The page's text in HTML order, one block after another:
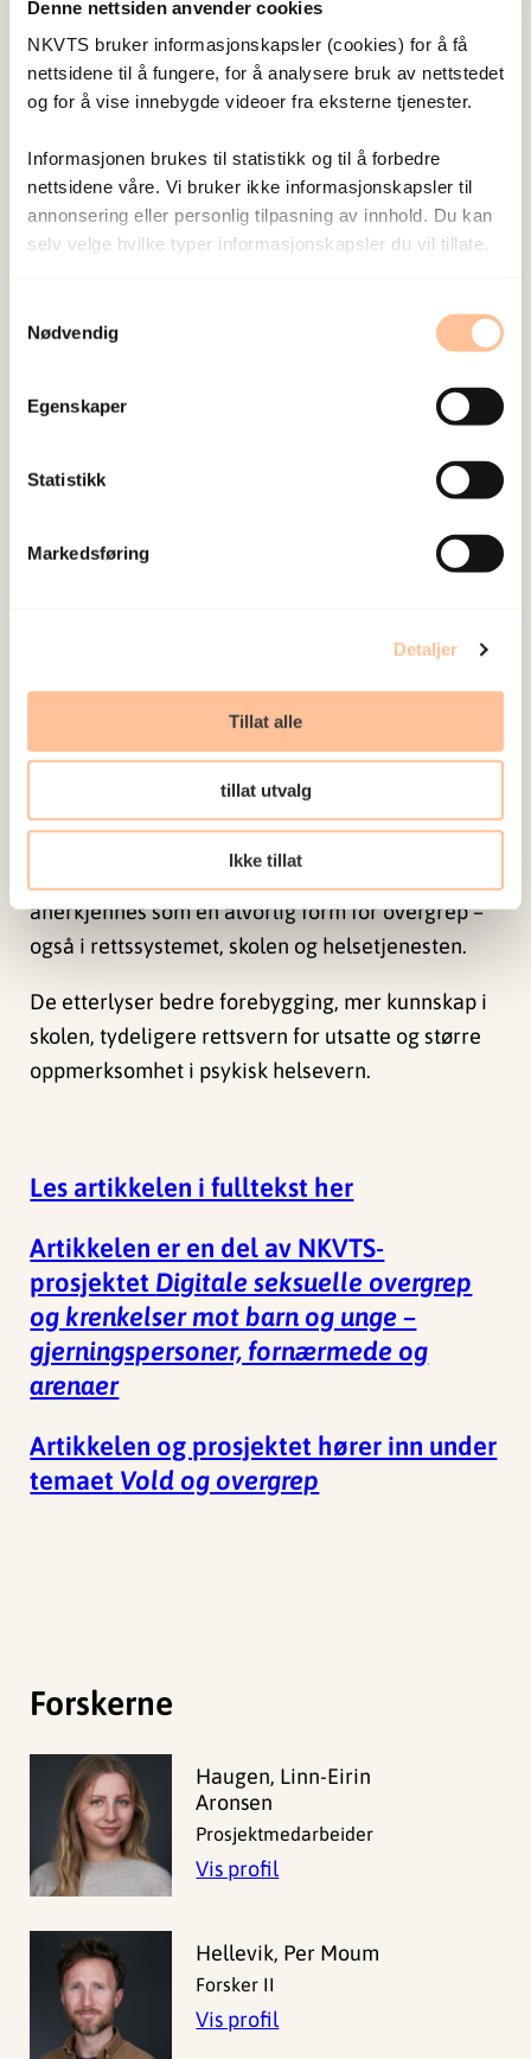
Denne nettsiden anvender cookies
NKVTS bruker informasjonskapsler (cookies) for å få
nettsidene til å fungere, for å analysere bruk av nettstedet
og for å vise innebygde videoer fra eksterne tjenester.
Informasjonen brukes til statistikk og til å forbedre
nettsidene våre. Vi bruker ikke informasjonskapsler til
annonsering eller personlig tilpasning av innhold. Du kan
selv velge hvilke typer informasjonskapsler du vil tillate.
Nødvendig
Egenskaper
Statistikk
Markedsføring
Detaljer
Tillat alle
tillat utvalg
Ikke tillat
peker nemlig på hvordan bildebaserte overgrep
brukes til å kontrollere og straffe unge – særlig
jenter – for å ha brutt normer rundt seksualitet.
kjønnsforskjeller og eksisterende maktstrukturer.
Skolebytte, jobbtap og
økonomisk belastning
Bildedelingen kan også ha store konsekvenser for
etter å ha blitt utsatt, ofte på grunn av at de blir
jobben, flytter hjemmefra eller påføres store
økonomiske kostnader som følge av krenkelsen.
Må tas på like stort alvor som
bare et digitalt problem, men griper direkte inn i
folks liv, relasjoner og fremtidsmuligheter.
Konsekvensene ligner svært på dem man ser
anerkjennes som en alvorlig form for overgrep –
også i rettssystemet, skolen og helsetjenesten.
De etterlyser bedre forebygging, mer kunnskap i
skolen, tydeligere rettsvern for utsatte og større
oppmerksomhet i psykisk helsevern.
Les artikkelen i fulltekst her
Artikkelen er en del av NKVTS-
prosjektet Digitale seksuelle overgrep
og krenkelser mot barn og unge –
gjerningspersoner, fornærmede og
arenaer
Artikkelen og prosjektet hører inn under
temaet Vold og overgrep
Forskerne
Haugen, Linn-Eirin
Aronsen
Prosjektmedarbeider
Vis profil
Hellevik, Per Moum
Forsker II
Vis profil